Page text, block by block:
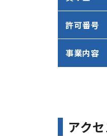
許可番号
事業内容
アク